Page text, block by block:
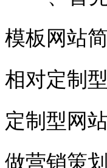
模板网站
相对定制
定制型网
做营销策